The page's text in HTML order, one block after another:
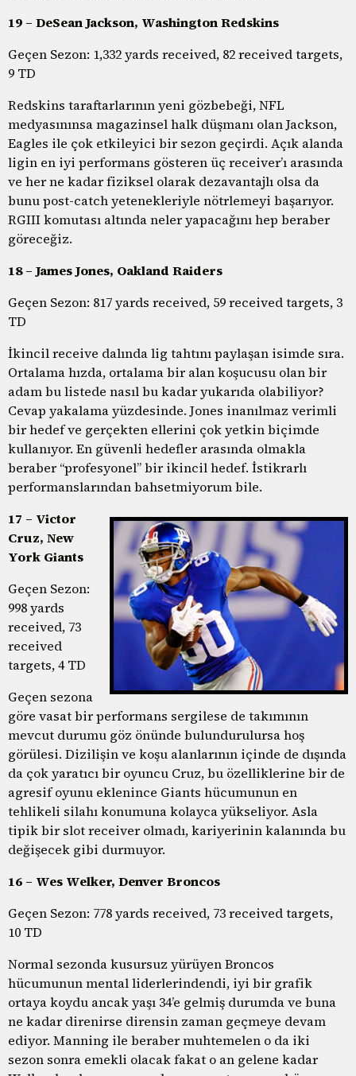
19 – DeSean Jackson, Washington Redskins
Geçen Sezon: 1,332 yards received, 82 received targets,
9 TD
Redskins taraftarlarının yeni gözbebeği, NFL
medyasınınsa magazinsel halk düşmanı olan Jackson,
Eagles ile çok etkileyici bir sezon geçirdi. Açık alanda
ligin en iyi performans gösteren üç receiver’ı arasında
ve her ne kadar fiziksel olarak dezavantajlı olsa da
bunu post-catch yetenekleriyle nötrlemeyi başarıyor.
RGIII komutası altında neler yapacağını hep beraber
göreceğiz.
18 – James Jones, Oakland Raiders
Geçen Sezon: 817 yards received, 59 received targets, 3
TD
İkincil receive dalında lig tahtını paylaşan isimde sıra.
Ortalama hızda, ortalama bir alan koşucusu olan bir
adam bu listede nasıl bu kadar yukarıda olabiliyor?
Cevap yakalama yüzdesinde. Jones inanılmaz verimli
bir hedef ve gerçekten ellerini çok yetkin biçimde
kullanıyor. En güvenli hedefler arasında olmakla
beraber “profesyonel” bir ikincil hedef. İstikrarlı
performanslarından bahsetmiyorum bile.
17 – Victor
Cruz, New
York Giants
Geçen Sezon:
998 yards
received, 73
received
targets, 4 TD
Geçen sezona
göre vasat bir performans sergilese de takımının
mevcut durumu göz önünde bulundurulursa hoş
görülesi. Dizilişin ve koşu alanlarının içinde de dışında
da çok yaratıcı bir oyuncu Cruz, bu özelliklerine bir de
agresif oyunu eklenince Giants hücumunun en
tehlikeli silahı konumuna kolayca yükseliyor. Asla
tipik bir slot receiver olmadı, kariyerinin kalanında bu
değişecek gibi durmuyor.
16 – Wes Welker, Denver Broncos
Geçen Sezon: 778 yards received, 73 received targets,
10 TD
Normal sezonda kusursuz yürüyen Broncos
hücumunun mental liderlerindendi, iyi bir grafik
ortaya koydu ancak yaşı 34’e gelmiş durumda ve buna
ne kadar direnirse dirensin zaman geçmeye devam
ediyor. Manning ile beraber muhtemelen o da iki
sezon sonra emekli olacak fakat o an gelene kadar